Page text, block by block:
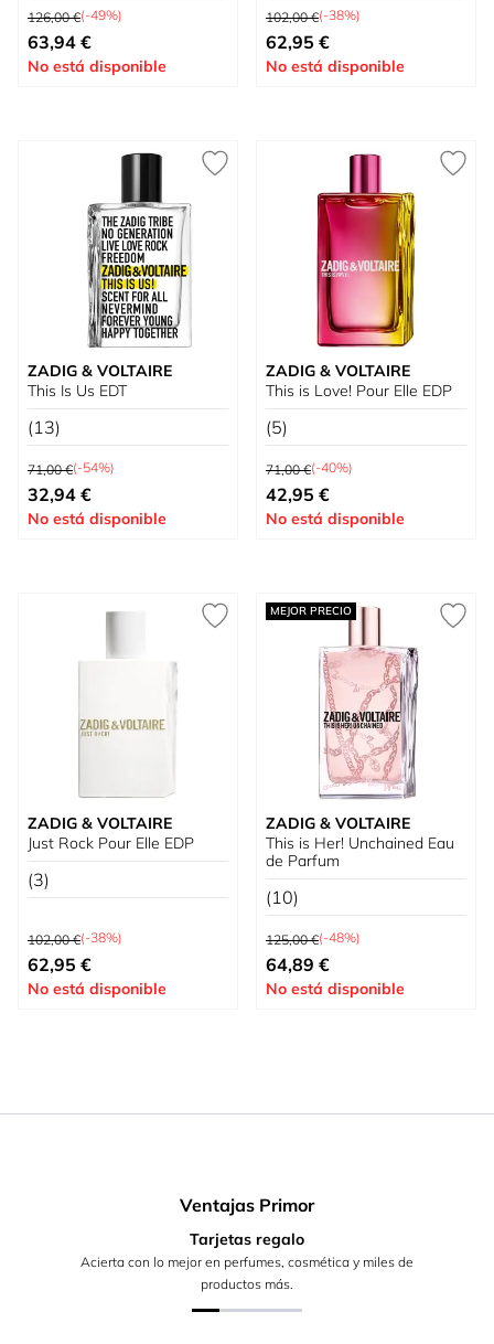
Precio habitual
126,00 €(-49%)
Tan bajo como
63,94 €
No está disponible
Precio habitual
102,00 €(-38%)
Tan bajo como
62,95 €
No está disponible
ZADIG & VOLTAIRE
This Is Us EDT
(13)
Precio habitual
71,00 €(-54%)
Tan bajo como
32,94 €
No está disponible
ZADIG & VOLTAIRE
This is Love! Pour Elle EDP
(5)
Precio habitual
71,00 €(-40%)
Tan bajo como
42,95 €
No está disponible
ZADIG & VOLTAIRE
Just Rock Pour Elle EDP
(3)
Precio habitual
102,00 €(-38%)
Tan bajo como
62,95 €
No está disponible
MEJOR PRECIO
ZADIG & VOLTAIRE
This is Her! Unchained Eau
de Parfum
(10)
Precio habitual
125,00 €(-48%)
Precio especial
64,89 €
No está disponible
Ventajas Primor
Tarjetas regalo
Acierta con lo mejor en perfumes, cosmética y miles de
productos más.